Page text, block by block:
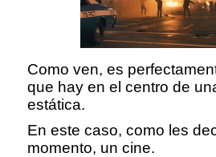
Como ven, es
que hay en el centro de
estática.
En este caso, como les
momento, un cine.